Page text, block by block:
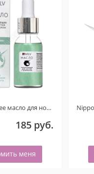
Укрепляющее масло для ногтей со смолой мастикового дерева и шиммером «PISTACHIO». 15 мл.
185 руб.
меня